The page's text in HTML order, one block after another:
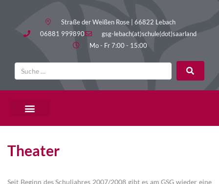
Straße der Weißen Rose | 66822 Lebach
06881 999890
gsg-lebach(at)schule(dot)saarland
Mo - Fr 7:00 - 15:00
Theater
Seit Beginn des Schuljahres 2007/2008 gibt es am GSG wieder eine